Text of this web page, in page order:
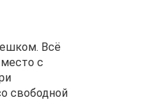
Всё
с
свободной